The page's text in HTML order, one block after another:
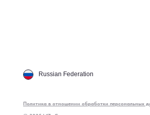
Russian Federation
Политика в отношении обработки персональных